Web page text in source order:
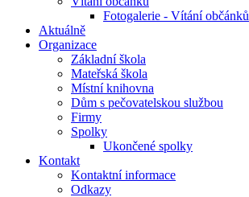
Fotogalerie - Vítání občánků
Aktuálně
Organizace
Základní škola
Mateřská škola
Místní knihovna
Dům s pečovatelskou službou
Firmy
Spolky
Ukončené spolky
Kontakt
Kontaktní informace
Odkazy